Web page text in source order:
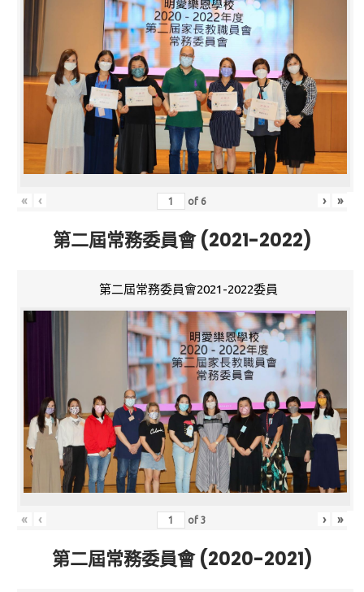
« ‹ of 6 › »
第二屆常務委員會 (2021-2022)
第二屆常務委員會2021-2022委員
« ‹ of3 › »
第二屆常務委員會 (2020-2021)